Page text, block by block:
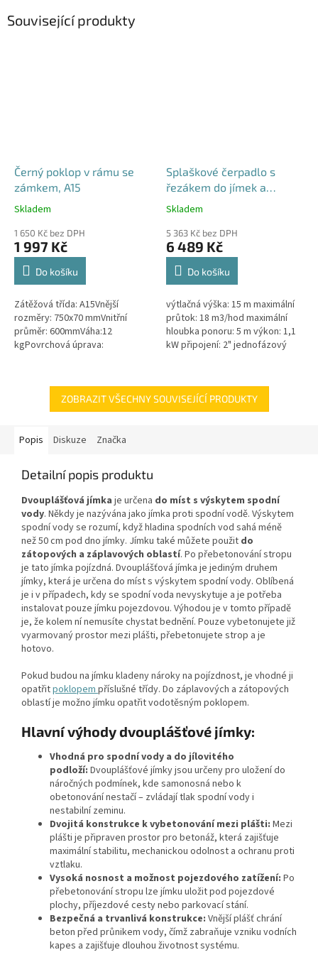
Související produkty
Černý poklop v rámu se
zámkem, A15
Průměrné
produktu
je
4,5
hvězdiček.
Skladem
1 650 Kč bez DPH
1 997 Kč
Do košíku
Zátěžová třída: A15Vnější
rozměry: 750x70 mmVnitřní
průměr: 600mmVáha:12
kgPovrchová úprava:
vybaven 2 šrouby pro...
Splaškové čerpadlo s
řezákem do jímek a
septiků - Blue Line PQD 7-
Průměrné
produktu
je
5,0
hvězdiček.
Skladem
5 363 Kč bez DPH
6 489 Kč
Do košíku
výtlačná výška: 15 m maximální
průtok: 18 m3/hod maximální
hloubka ponoru: 5 m výkon: 1,1
kW připojení: 2" jednofázový
ZOBRAZIT VŠECHNY SOUVISEJÍCÍ PRODUKTY
Popis Diskuze Značka
Detailní popis produktu
Dvouplášťová jímka je určena do míst s výskytem spodní
vody. Někdy je nazývána jako jímka proti spodní vodě. Výskytem
spodní vody se rozumí, když hladina spodních vod sahá méně
než 50 cm pod dno jímky. Jímku také můžete použit do
zátopových a záplavových oblastí. Po přebetonování stropu
je tato jímka pojízdná. Dvouplášťová jímka je jediným druhem
jímky, která je určena do míst s výskytem spodní vody. Oblíbená
je i v případech, kdy se spodní voda nevyskytuje a je potřeba
instalovat pouze jímku pojezdovou. Výhodou je v tomto případě
je, že kolem ní nemusíte chystat bednění. Pouze vybetonujete již
vyarmovaný prostor mezi plášti, přebetonujete strop a je
hotovo.
Pokud budou na jímku kladeny nároky na pojízdnost, je vhodné ji
opatřitpoklopem příslušné třídy. Do záplavových a zátopových
oblastí je možno jímku opatřit vodotěsným poklopem.
Hlavní výhody dvouplášťové jímky:
Vhodná pro spodní vody a do jílovitého
podloží: Dvouplášťové jímky jsou určeny pro uložení do
náročných podmínek, kde samonosná nebo k
obetonování nestačí – zvládají tlak spodní vody i
nestabilní zeminu.
Dvojitá konstrukce k vybetonování mezi plášti: Mezi
plášti je připraven prostor pro betonáž, která zajišťuje
maximální stabilitu, mechanickou odolnost a ochranu proti
vztlaku.
Vysoká nosnost a možnost pojezdového zatížení: Po
přebetonování stropu lze jímku uložit pod pojezdové
plochy, příjezdové cesty nebo parkovací stání.
Bezpečná a trvanlivá konstrukce: Vnější plášť chrání
beton před průnikem vody, čímž zabraňuje vzniku vodních
kapes a zajišťuje dlouhou životnost systému.